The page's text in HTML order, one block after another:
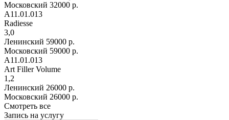
Московский 32000 р.
А11.01.013
Radiesse
3,0
Ленинский 59000 р.
Московский 59000 р.
А11.01.013
Art Filler Volume
1,2
Ленинский 26000 р.
Московский 26000 р.
Смотреть все
Запись на услугу